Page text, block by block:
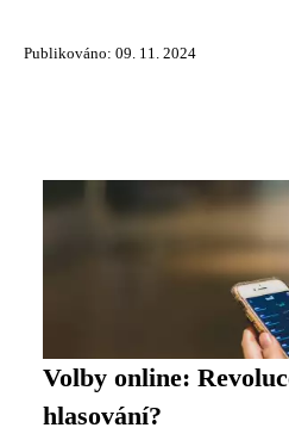
Publikováno: 09. 11. 2024
Volby online:
hlasování?